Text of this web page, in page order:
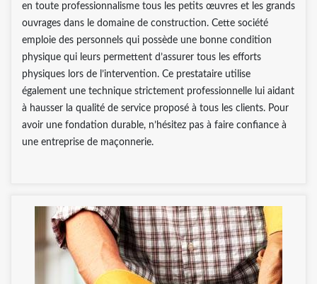
en toute professionnalisme tous les petits œuvres et les grands
ouvrages dans le domaine de construction. Cette société
emploie des personnels qui possède une bonne condition
physique qui leurs permettent d’assurer tous les efforts
physiques lors de l’intervention. Ce prestataire utilise
également une technique strictement professionnelle lui aidant
à hausser la qualité de service proposé à tous les clients. Pour
avoir une fondation durable, n’hésitez pas à faire confiance à
une entreprise de maçonnerie.